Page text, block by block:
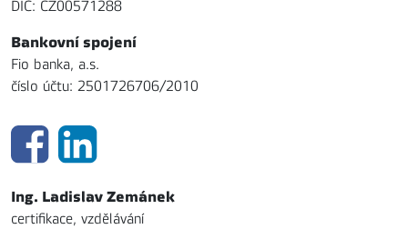
DIČ: CZ00571288
Bankovní spojení
Fio banka, a.s.
číslo účtu: 2501726706/2010
Ing. Ladislav Zemánek
certifikace, vzdělávání